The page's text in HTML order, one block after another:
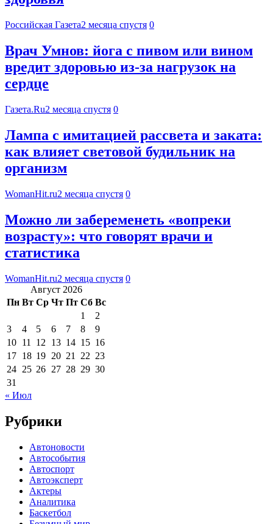
Российская Газета2 месяца спустя 0
Врач Умнов: йога с пивом или вином
вредит здоровью из-за нагрузок на
сердце
Газета.Ru2 месяца спустя 0
Лампа с имитацией рассвета и заката:
как влияет световой будильник на
организм
WomanHit.ru2 месяца спустя 0
Можно ли забеременеть «вопреки
возрасту»: что говорят врачи и
статистика
WomanHit.ru2 месяца спустя 0
Август 2026
Пн Вт Ср Чт Пт Сб Вс
1
2
3
4 5 6 7 8
9
10 11 12 13 14 15 16
17 18 19 20 21 22 23
24 25 26 27 28 29 30
31
« Июл
Рубрики
Автоновости
Автособытия
Автоспорт
Автоэксперт
Актеры
Аналитика
Баскетбол